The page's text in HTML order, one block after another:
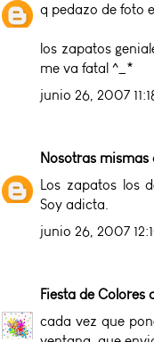
q pedazo de foto
los zapatos
me va fatal ^_*
junio 26, 2007
Nosotras mismas
Los zapatos los
Soy adicta.
junio 26, 2007
Fiesta de Colores
cada vez que